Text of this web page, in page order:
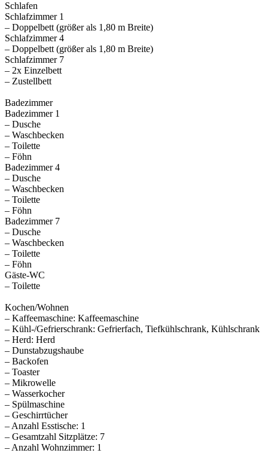
Schlafen
Schlafzimmer 1
– Doppelbett (größer als 1,80 m Breite)
Schlafzimmer 4
– Doppelbett (größer als 1,80 m Breite)
Schlafzimmer 7
– 2x Einzelbett
– Zustellbett
Badezimmer
Badezimmer 1
– Dusche
– Waschbecken
– Toilette
– Föhn
Badezimmer 4
– Dusche
– Waschbecken
– Toilette
– Föhn
Badezimmer 7
– Dusche
– Waschbecken
– Toilette
– Föhn
Gäste-WC
– Toilette
Kochen/Wohnen
– Kaffeemaschine: Kaffeemaschine
– Kühl-/Gefrierschrank: Gefrierfach, Tiefkühlschrank, Kühlschrank
– Herd: Herd
– Dunstabzugshaube
– Backofen
– Toaster
– Mikrowelle
– Wasserkocher
– Spülmaschine
– Geschirrtücher
– Anzahl Esstische: 1
– Gesamtzahl Sitzplätze: 7
– Anzahl Wohnzimmer: 1